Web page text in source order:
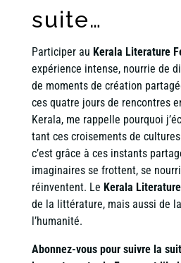
suite…
Participer au Kerala Literature
expérience intense, nourrie de
de moments de création
ces quatre jours de rencontres
Kerala, me rappelle pourquoi
tant ces croisements de
c’est grâce à ces instants
imaginaires se frottent, se
réinventent. Le Kerala
de la littérature, mais aussi de
l’humanité.
Abonnez-vous pour suivre la